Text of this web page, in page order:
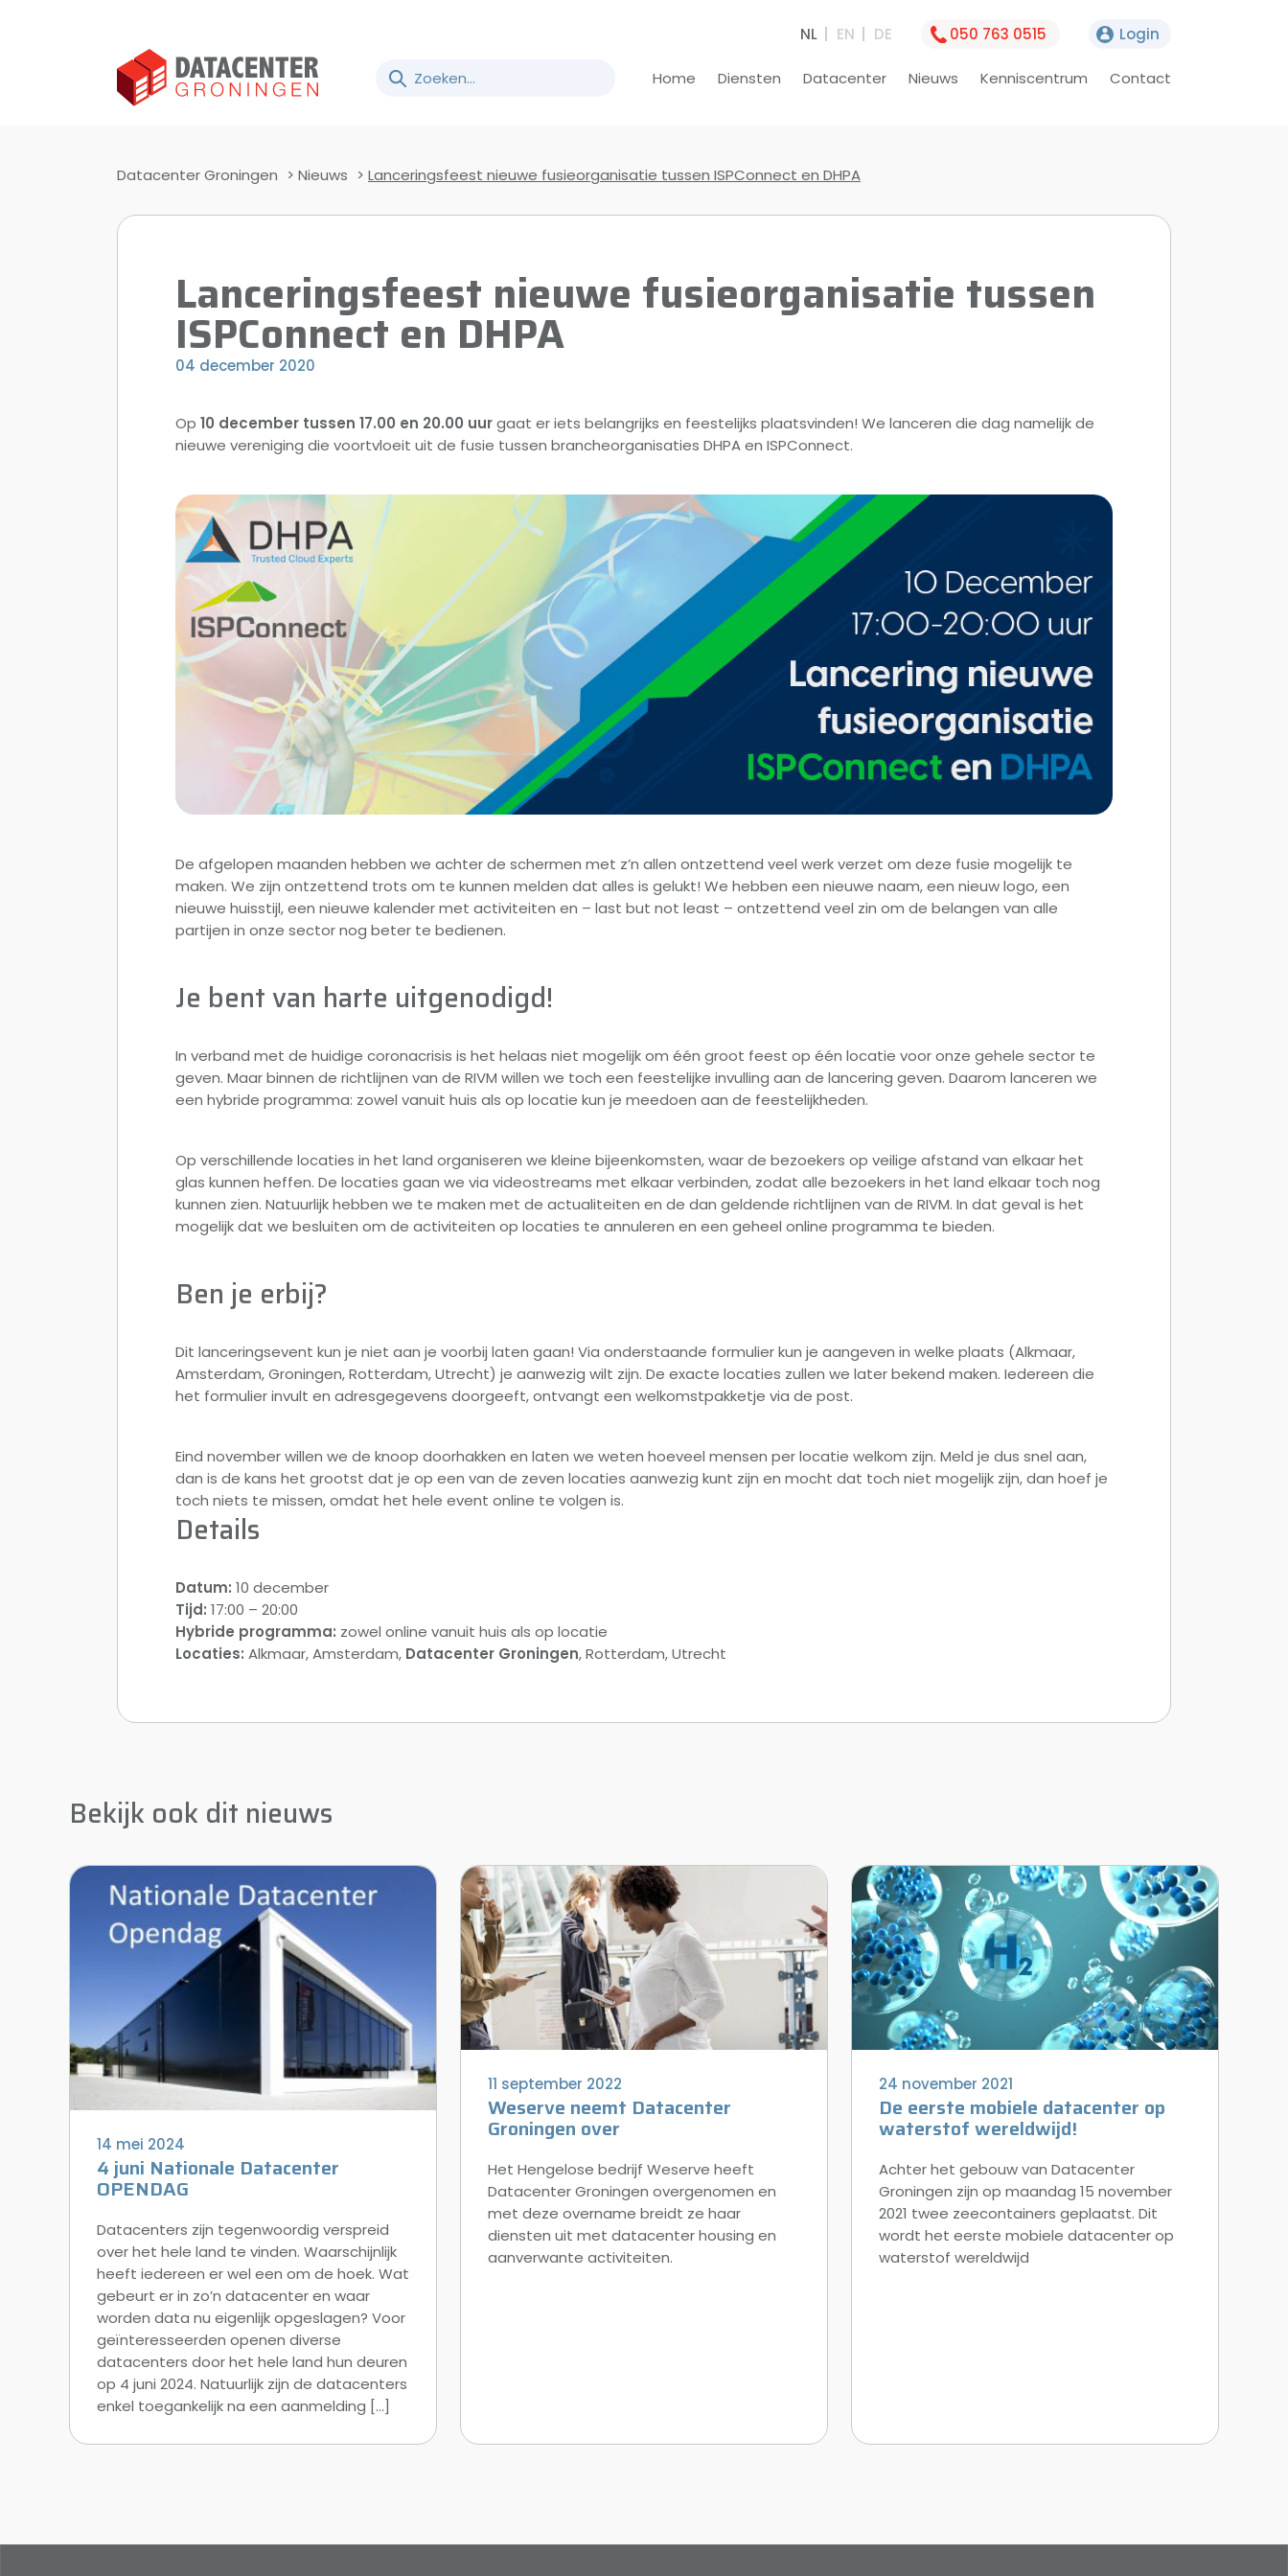
NL EN DE 050 763 0515 Login
Home Diensten Datacenter Nieuws Kenniscentrum Contact
Datacenter Groningen > Nieuws > Lanceringsfeest nieuwe fusieorganisatie tussen ISPConnect en DHPA
Lanceringsfeest nieuwe fusieorganisatie tussen
ISPConnect en DHPA
04 december 2020
Op 10 december tussen 17.00 en 20.00 uurgaat er iets belangrijks en feestelijks plaatsvinden! We lanceren die dag namelijk de
nieuwe vereniging die voortvloeit uit de fusie tussen brancheorganisaties DHPA en ISPConnect.
De afgelopen maanden hebben we achter de schermen met z’n allen ontzettend veel werk verzet om deze fusie mogelijk te
maken. We zijn ontzettend trots om te kunnen melden dat alles is gelukt! We hebben een nieuwe naam, een nieuw logo, een
nieuwe huisstijl, een nieuwe kalender met activiteiten en – last but not least – ontzettend veel zin om de belangen van alle
partijen in onze sector nog beter te bedienen.
Je bent van harte uitgenodigd!
In verband met de huidige coronacrisis is het helaas niet mogelijk om één groot feest op één locatie voor onze gehele sector te
geven. Maar binnen de richtlijnen van de RIVM willen we toch een feestelijke invulling aan de lancering geven. Daarom lanceren we
een hybride programma: zowel vanuit huis als op locatie kun je meedoen aan de feestelijkheden.
Op verschillende locaties in het land organiseren we kleine bijeenkomsten, waar de bezoekers op veilige afstand van elkaar het
glas kunnen heffen. De locaties gaan we via videostreams met elkaar verbinden, zodat alle bezoekers in het land elkaar toch nog
kunnen zien. Natuurlijk hebben we te maken met de actualiteiten en de dan geldende richtlijnen van de RIVM. In dat geval is het
mogelijk dat we besluiten om de activiteiten op locaties te annuleren en een geheel online programma te bieden.
Ben je erbij?
Dit lanceringsevent kun je niet aan je voorbij laten gaan! Via onderstaande formulier kun je aangeven in welke plaats (Alkmaar,
Amsterdam, Groningen, Rotterdam, Utrecht) je aanwezig wilt zijn. De exacte locaties zullen we later bekend maken. Iedereen die
het formulier invult en adresgegevens doorgeeft, ontvangt een welkomstpakketje via de post.
Eind november willen we de knoop doorhakken en laten we weten hoeveel mensen per locatie welkom zijn. Meld je dus snel aan,
dan is de kans het grootst dat je op een van de zeven locaties aanwezig kunt zijn en mocht dat toch niet mogelijk zijn, dan hoef je
toch niets te missen, omdat het hele event online te volgen is.
Details
Datum: 10 december
Tijd: 17:00 – 20:00
Hybride programma: zowel online vanuit huis als op locatie
Locaties: Alkmaar, Amsterdam, Datacenter Groningen, Rotterdam, Utrecht
Bekijk ook dit nieuws
14 mei 2024
4 juni Nationale Datacenter
OPENDAG
Datacenters zijn tegenwoordig verspreid
over het hele land te vinden. Waarschijnlijk
heeft iedereen er wel een om de hoek. Wat
gebeurt er in zo’n datacenter en waar
worden data nu eigenlijk opgeslagen? Voor
geïnteresseerden openen diverse
datacenters door het hele land hun deuren
op 4 juni 2024. Natuurlijk zijn de datacenters
enkel toegankelijk na een aanmelding […]
11 september 2022
Weserve neemt Datacenter
Groningen over
Het Hengelose bedrijf Weserve heeft
Datacenter Groningen overgenomen en
met deze overname breidt ze haar
diensten uit met datacenter housing en
aanverwante activiteiten.
24 november 2021
De eerste mobiele datacenter op
waterstof wereldwijd!
Achter het gebouw van Datacenter
Groningen zijn op maandag 15 november
2021 twee zeecontainers geplaatst. Dit
wordt het eerste mobiele datacenter op
waterstof wereldwijd